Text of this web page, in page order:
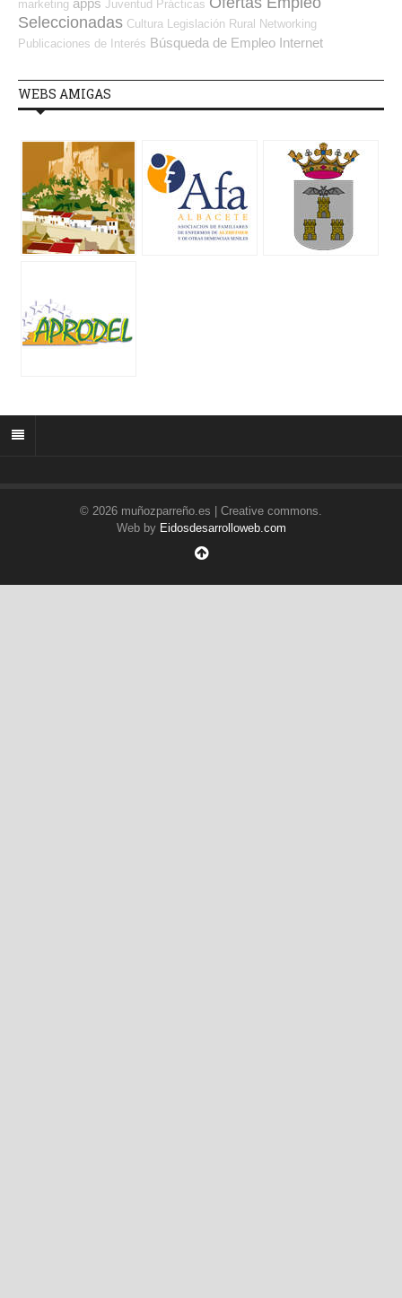
marketing Juventud Prácticas
Seleccionadas Cultura Legislación Rural Networking
Publicaciones de Interés Búsqueda de Empleo Internet
WEBS AMIGAS
© 2026 muñozparreño.es | Creative commons.
Web by Eidosdesarrolloweb.com